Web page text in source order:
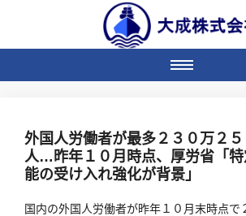
外国人労働者が最多２３０万２５
人…昨年１０月時点、厚労省「特
能の受け入れ強化が背景」
国内の外国人労働者が昨年１０月末時点で